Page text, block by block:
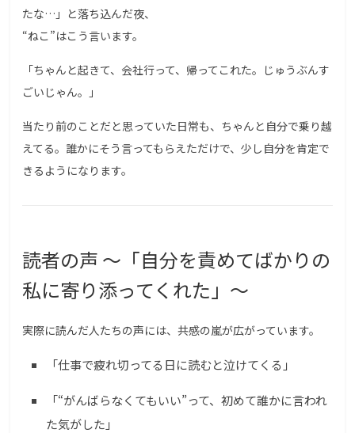
たな…」と落ち込んだ夜、
“ねこ”はこう言います。
「ちゃんと起きて、会社行って、帰ってこれた。じゅうぶんす
ごいじゃん。」
当たり前のことだと思っていた日常も、ちゃんと自分で乗り越
えてる。誰かにそう言ってもらえただけで、少し自分を肯定で
きるようになります。
読者の声 〜「自分を責めてばかりの
私に寄り添ってくれた」〜
実際に読んだ人たちの声には、共感の嵐が広がっています。
「仕事で疲れ切ってる日に読むと泣けてくる」
「“がんばらなくてもいい”って、初めて誰かに言われ
た気がした」